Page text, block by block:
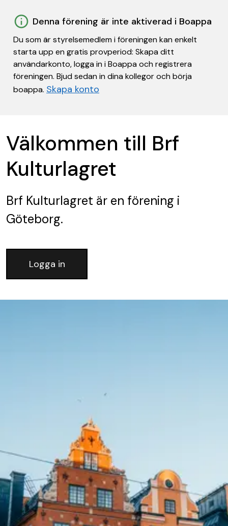
Denna förening är inte aktiverad i Boappa
Du som är styrelsemedlem i föreningen kan enkelt
starta upp en gratis provperiod: Skapa ditt
användarkonto, logga in i Boappa och registrera
föreningen. Bjud sedan in dina kollegor och börja
boappa. Skapa konto
Välkommen till Brf
Kulturlagret
Brf Kulturlagret är en förening i
Göteborg.
Logga in